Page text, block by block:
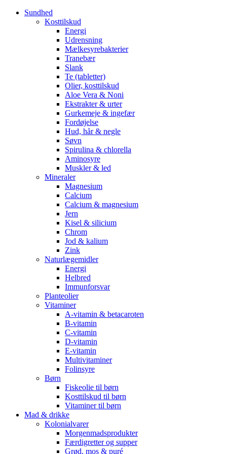
Sundhed
Kosttilskud
Energi
Udrensning
Mælkesyrebakterier
Tranebær
Slank
Te (tabletter)
Olier, kosttilskud
Aloe Vera & Noni
Ekstrakter & urter
Gurkemeje & ingefær
Fordøjelse
Hud, hår & negle
Søvn
Spirulina & chlorella
Aminosyre
Muskler & led
Mineraler
Magnesium
Calcium
Calcium & magnesium
Jern
Kisel & silicium
Chrom
Jod & kalium
Zink
Naturlægemidler
Energi
Helbred
Immunforsvar
Planteolier
Vitaminer
A-vitamin & betacaroten
B-vitamin
C-vitamin
D-vitamin
E-vitamin
Multivitaminer
Folinsyre
Børn
Fiskeolie til børn
Kosttilskud til børn
Vitaminer til børn
Mad & drikke
Kolonialvarer
Morgenmadsprodukter
Færdigretter og supper
Grød, mos & puré